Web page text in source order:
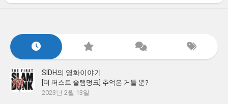
SIDH의 영화이야기
[더 퍼스트 슬램덩크] 추억은 거들 뿐?
2023년 2월 13일